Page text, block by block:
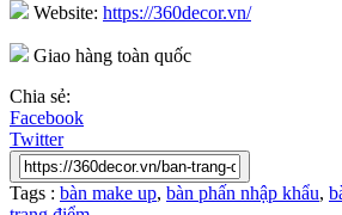
Website: https://360decor.vn/
Giao hàng toàn quốc
Chia sẻ:
Facebook
Twitter
Tags : bàn make up, bàn phấn nhập khẩu,